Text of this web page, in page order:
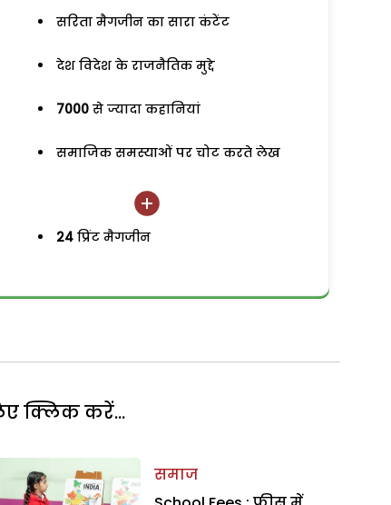
सरिता मैगजीन का सारा कंटेंट
देश विदेश के राजनैतिक मुद्दे
7000 से ज्यादा कहानियां
समाजिक समस्याओं पर चोट करते लेख
24 प्रिंट मैगजीन
क्लिक करें...
समाज